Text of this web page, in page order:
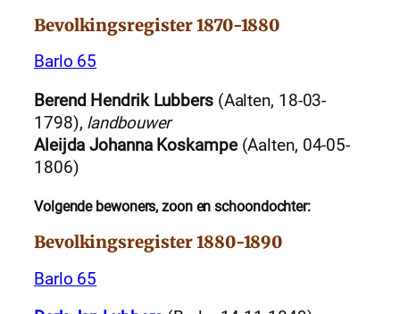
Bevolkingsregister 1870-1880
Barlo 65
Berend Hendrik Lubbers(Aalten, 18-03-
1798), landbouwer
Aleijda Johanna Koskampe(Aalten, 04-05-
1806)
Volgende bewoners, zoon enschoondochter:
Bevolkingsregister 1880-1890
Barlo 65